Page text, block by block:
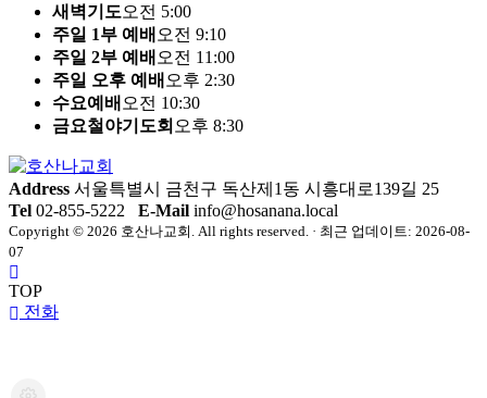
새벽기도오전 5:00
주일 1부 예배 오전 9:10
주일 2부 예배 오전 11:00
주일 오후 예배 오후 2:30
수요예배 오전 10:30
금요철야기도회 오후 8:30
Address 서울특별시 금천구 독산제1동 시흥대로139길 25
Tel 02-855-5222 E-Mail info@hosanana.local
Copyright © 2026 호산나교회. All rights reserved. · 최근 업데이트: 2026-08-
07
TOP
전화